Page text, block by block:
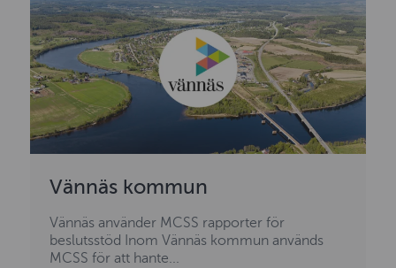
Vännäs kommun
Vännäs använder MCSS rapporter för
beslutsstöd Inom Vännäs kommun används
MCSS för att hante...